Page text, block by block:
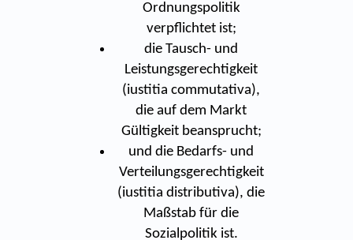
Ordnungspolitik
verpflichtet ist;
die Tausch- und
Leistungsgerechtigkeit
(iustitia commutativa),
die auf dem Markt
Gültigkeit beansprucht;
und die Bedarfs- und
Verteilungsgerechtigkeit
(iustitia distributiva), die
Maßstab für die
Sozialpolitik ist.